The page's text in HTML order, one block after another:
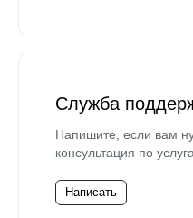
Служба
Напишите, если вам
консультация по
Написать